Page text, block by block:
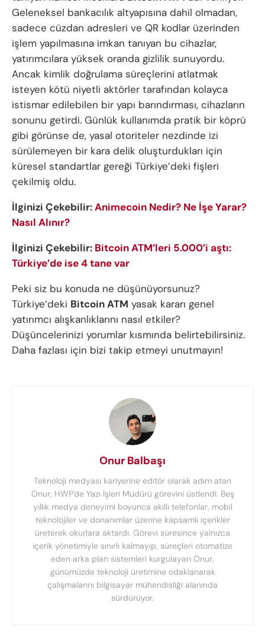
Geleneksel bankacılık altyapısına dahil olmadan,
sadece cüzdan adresleri ve QR kodlar üzerinden
işlem yapılmasına imkan tanıyan bu cihazlar,
yatırımcılara yüksek oranda gizlilik sunuyordu.
Ancak kimlik doğrulama süreçlerini atlatmak
isteyen kötü niyetli aktörler tarafından kolayca
istismar edilebilen bir yapı barındırması, cihazların
sonunu getirdi. Günlük kullanımda pratik bir köprü
gibi görünse de, yasal otoriteler nezdinde izi
sürülemeyen bir kara delik oluşturdukları için
küresel standartlar gereği Türkiye’deki fişleri
çekilmiş oldu.
İlginizi Çekebilir:Animecoin Nedir? Ne İşe Yarar?
Nasıl Alınır?
İlginizi Çekebilir: Bitcoin ATM’leri 5.000’i aştı:
Türkiye’de ise 4 tane var
Peki siz bu konuda ne düşünüyorsunuz?
Türkiye’deki Bitcoin ATM yasak kararı genel
yatırımcı alışkanlıklarını nasıl etkiler?
Düşüncelerinizi yorumlar kısmında belirtebilirsiniz.
Daha fazlası için bizi takip etmeyi unutmayın!
Onur Balbaşı
Teknoloji medyası kariyerine editör olarak adım atan
Onur, HWP'de Yazı İşleri Müdürü görevini üstlendi. Beş
yıllık medya deneyimi boyunca akıllı telefonlar, mobil
teknolojiler ve donanımlar üzerine kapsamlı içerikler
üreterek okurlara aktardı. Görevi süresince yalnızca
içerik yönetimiyle sınırlı kalmayıp, süreçleri otomatize
eden arka plan sistemleri kurgulayan Onur,
günümüzde teknoloji üretimine odaklanarak
çalışmalarını bilgisayar mühendisliği alanında
sürdürüyor.